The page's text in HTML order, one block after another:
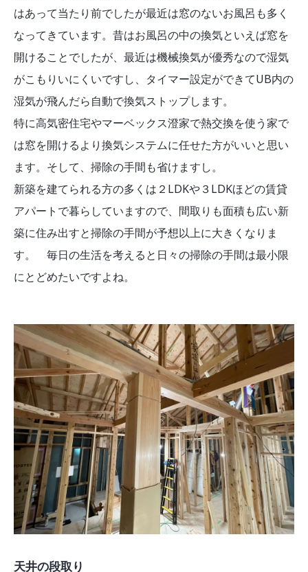
はあって当たり前でしたが最近は窓のないお風呂も多く
なってきています。昔はお風呂の中の換気といえば窓を
開けることでしたが、最近は機械換気が優秀なので湿気
がこもりいにくいですし、タイマー設定ができてUB内の
湿気が飛んだら自動で換気ストップします。
特に高気密住宅やマーベックス澄家で熱交換を使う家で
は窓を開けるより換気システムに任せた方がいいと思い
ます。そして、掃除の手間も省けますし。
新築を建てられる方の多くは２LDKや３LDKほどの賃貸
アパートで暮らしていますので、間取りも面積も広い新
築に住み出すと掃除の手間が予想以上に大きくなりま
す。 毎日の生活を考えると日々の掃除の手間は最小限
にとどめたいですよね。
天井の段取り